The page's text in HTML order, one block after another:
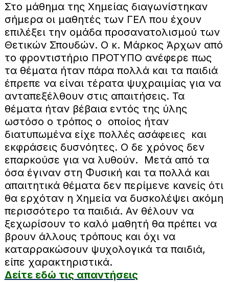
Στο μάθημα της Χημείας διαγωνίστηκαν
σήμερα οι μαθητές των ΓΕΛ που έχουν
επιλέξει την ομάδα προσανατολισμού των
Θετικών Σπουδών. Ο κ. Μάρκος Άρχων από
το φροντιστήριο ΠΡΟΤΥΠΟ ανέφερε πως
τα θέματα ήταν πάρα πολλά και τα παιδιά
έπρεπε να είναι τέρατα ψυχραιμίας για να
ανταπεξέλθουν στις απαιτήσεις. Τα
θέματα ήταν βέβαια εντός της ύλης
ωστόσο ο τρόπος ο οποίος ήταν
διατυπωμένα είχε πολλές ασάφειες και
εκφράσεις δυσνόητες. Ο δε χρόνος δεν
επαρκούσε για να λυθούν. Μετά από τα
όσα έγιναν στη Φυσική και τα πολλά και
απαιτητικά θέματα δεν περίμενε κανείς ότι
θα ερχόταν η Χημεία να δυσκολέψει ακόμη
περισσότερο τα παιδιά. Αν θέλουν να
ξεχωρίσουν το καλό μαθητή θα πρέπει να
βρουν άλλους τρόπους και όχι να
καταρρακώσουν ψυχολογικά τα παιδιά,
είπε χαρακτηριστικά.
Δείτε εδώ τις απαντήσεις